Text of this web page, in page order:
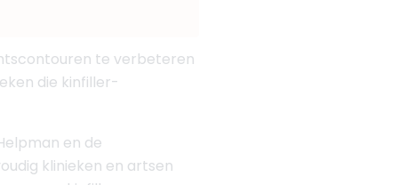
te verbeteren
die kinfiller-
en de
klinieken en artsen